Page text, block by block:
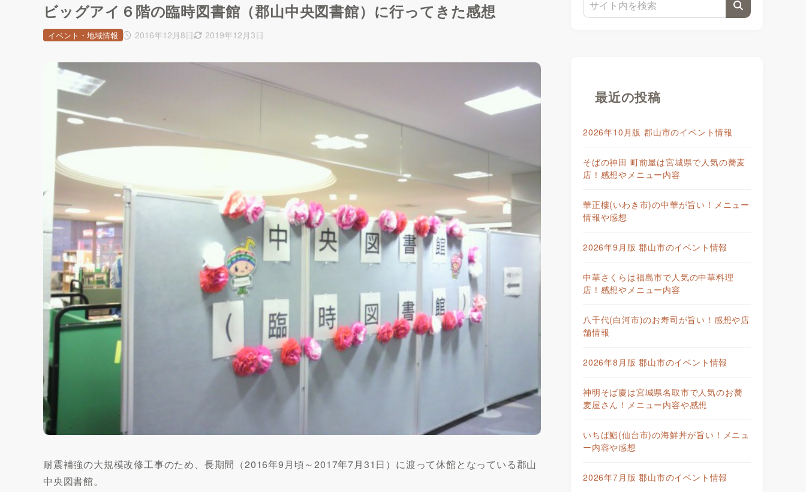
ビッグアイ６階の臨時図書館（郡山中央図書館）に行ってきた感想
2016年12月8日 2019年12月3日
イベント・地域情報
耐震補強の大規模改修工事のため、長期間（2016年9月頃～2017年7月31日）に渡って休館となっている郡山
中央図書館。
最近の投稿
2026年10月版 郡山市のイベント情報
そばの神田 町前屋は宮城県で人気の蕎麦
店！感想やメニュー内容
華正樓(いわき市)の中華が旨い！メニュー
情報や感想
2026年9月版 郡山市のイベント情報
中華さくらは福島市で人気の中華料理
店！感想やメニュー内容
八千代(白河市)のお寿司が旨い！感想や店
舗情報
2026年8月版 郡山市のイベント情報
神明そば慶は宮城県名取市で人気のお蕎
麦屋さん！メニュー内容や感想
いちば鮨(仙台市)の海鮮丼が旨い！メニュ
ー内容や感想
2026年7月版 郡山市のイベント情報